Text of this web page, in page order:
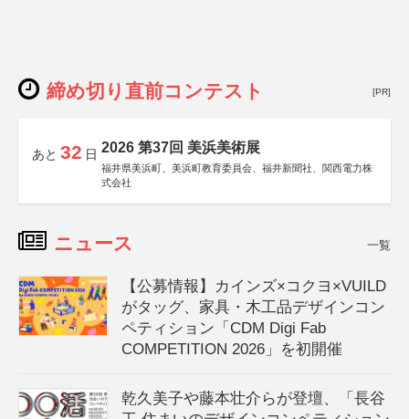
締め切り直前コンテスト [PR]
あと 32 日 2026 第37回 美浜美術展
福井県美浜町、美浜町教育委員会、福井新聞社、関西電力株
式会社
ニュース 一覧
【公募情報】カインズ×コクヨ×VUILD
がタッグ、家具・木工品デザインコン
ペティション「CDM Digi Fab
COMPETITION 2026」を初開催
乾久美子や藤本壮介らが登壇、「長谷